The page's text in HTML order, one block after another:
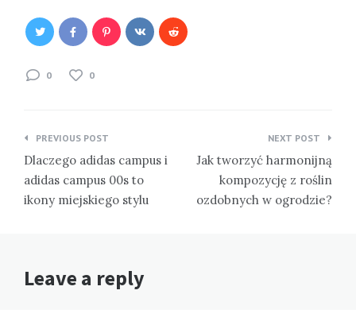
0 0
Nawigacja
wpisu
PREVIOUS POST
Dlaczego adidas campus i
adidas campus 00s to
ikony miejskiego stylu
NEXT POST
Jak tworzyć harmonijną
kompozycję z roślin
ozdobnych w ogrodzie?
Leave a reply